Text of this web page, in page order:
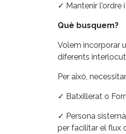
✓ Mantenir l'ordre
Què busquem?
Volem incorporar
diferents
Per això,
✓ Batxillerat o
✓ Persona
per facilitar el flux